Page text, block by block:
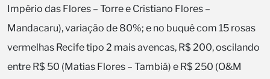
Império das Flores – Torre e Cristiano Flores –
Mandacaru), variação de 80%; e no buquê com 15 rosas
vermelhas Recife tipo 2 mais avencas, R$ 200, oscilando
entre R$ 50 (Matias Flores – Tambiá) e R$ 250 (O&M